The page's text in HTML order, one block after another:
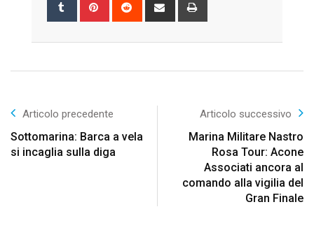
Articolo precedente
Sottomarina: Barca a vela
si incaglia sulla diga
Articolo successivo
Marina Militare Nastro
Rosa Tour: Acone
Associati ancora al
comando alla vigilia del
Gran Finale